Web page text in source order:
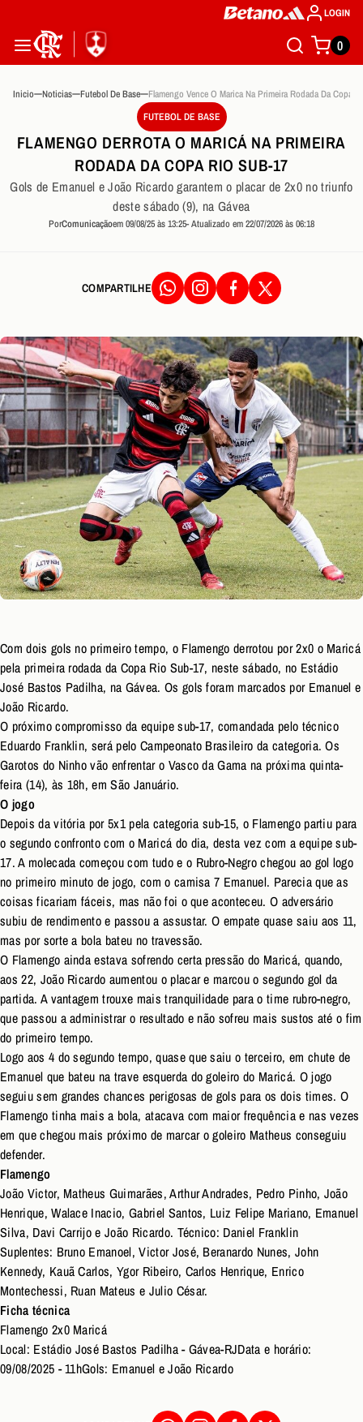
LOGIN
0
Inicio Noticias
Futebol De Base
FUTEBOL DE BASE
FLAMENGO DERROTA O MARICÁ NA PRIMEIRA
RODADA DA COPA RIO SUB-17
Gols de Emanuel e João Ricardo garantem o placar de 2x0 no triunfo
deste sábado (9), na Gávea
PorComunicaçãoem 09/08/25 às 13:25- Atualizado em 22/07/2026 às 06:18
COMPARTILHE
Com dois gols no primeiro tempo, o Flamengo derrotou por 2x0 o Maricá
pela primeira rodada da Copa Rio Sub-17, neste sábado, no Estádio
José Bastos Padilha, na Gávea. Os gols foram marcados por Emanuel e
João Ricardo.
O próximo compromisso da equipe sub-17, comandada pelo técnico
Eduardo Franklin, será pelo Campeonato Brasileiro da categoria. Os
Garotos do Ninho vão enfrentar o Vasco da Gama na próxima quinta-
feira (14), às 18h, em São Januário.
O jogo
Depois da vitória por 5x1 pela categoria sub-15, o Flamengo partiu para
o segundo confronto com o Maricá do dia, desta vez com a equipe sub-
17. A molecada começou com tudo e o Rubro-Negro chegou ao gol logo
no primeiro minuto de jogo, com o camisa 7 Emanuel. Parecia que as
coisas ficariam fáceis, mas não foi o que aconteceu. O adversário
subiu de rendimento e passou a assustar. O empate quase saiu aos 11,
mas por sorte a bola bateu no travessão.
O Flamengo ainda estava sofrendo certa pressão do Maricá, quando,
aos 22, João Ricardo aumentou o placar e marcou o segundo gol da
partida. A vantagem trouxe mais tranquilidade para o time rubro-negro,
que passou a administrar o resultado e não sofreu mais sustos até o fim
do primeiro tempo.
Logo aos 4 do segundo tempo, quase que saiu o terceiro, em chute de
Emanuel que bateu na trave esquerda do goleiro do Maricá. O jogo
seguiu sem grandes chances perigosas de gols para os dois times. O
Flamengo tinha mais a bola, atacava com maior frequência e nas vezes
em que chegou mais próximo de marcar o goleiro Matheus conseguiu
defender.
Flamengo
João Victor, Matheus Guimarães, Arthur Andrades, Pedro Pinho, João
Henrique, Walace Inacio, Gabriel Santos, Luiz Felipe Mariano, Emanuel
Silva, Davi Carrijo e João Ricardo. Técnico: Daniel Franklin
Suplentes: Bruno Emanoel, Victor José, Beranardo Nunes, John
Kennedy, Kauã Carlos, Ygor Ribeiro, Carlos Henrique, Enrico
Montechessi, Ruan Mateus e Julio César.
Ficha técnica
Flamengo 2x0 Maricá
Local: Estádio José Bastos Padilha - Gávea-RJData e horário:
09/08/2025 - 11hGols: Emanuel e João Ricardo